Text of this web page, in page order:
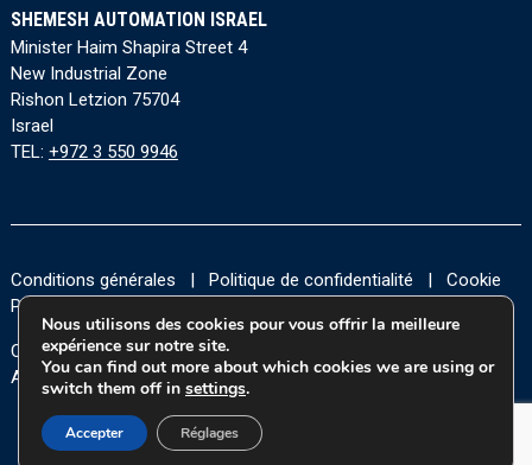
SHEMESH AUTOMATION ISRAEL
Minister Haim Shapira Street 4
New Industrial Zone
Rishon Letzion 75704
Israel
TEL: +972 3 550 9946
Conditions générales | Politique de confidentialité | Cookie
Policy
Copyright © 2026 Tous les droits sont réservés à Shemesh
Automation Ltd.
Nous utilisons des cookies pour vous offrir la meilleure
expérience sur notre site.
You can find out more about which cookies we are using or
switch them off in settings.
Accepter Réglages